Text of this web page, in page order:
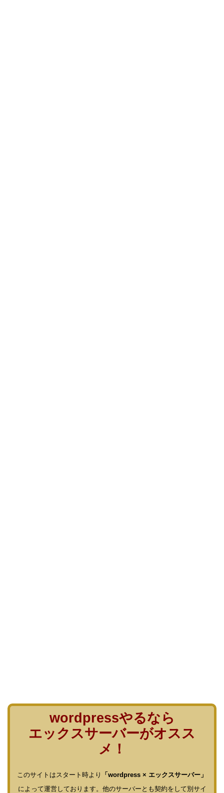
wordpressやるなら
エックスサーバーがオスス
メ！
このサイトはスタート時より
「wordpress × エックスサーバー」
によって運営しております。他のサーバーとも契約をして別サイ